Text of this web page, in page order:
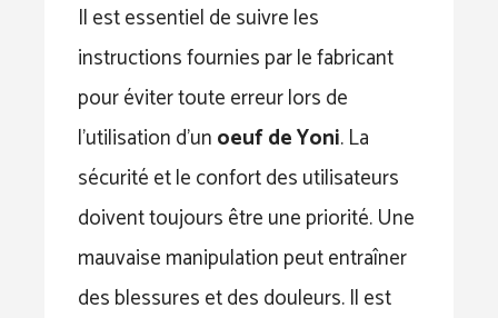
Il est essentiel de suivre les
instructions fournies par le fabricant
pour éviter toute erreur lors de
l’utilisation d’unoeufde Yoni. La
sécurité et le confort des utilisateurs
doivent toujours être une priorité. Une
mauvaise manipulation peut entraîner
des blessures et des douleurs. Il est